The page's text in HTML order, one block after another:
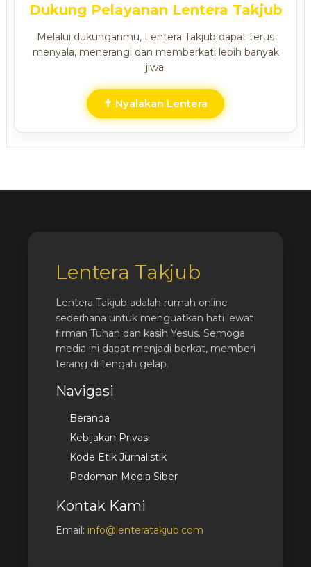
Dukung Pelayanan Lentera Takjub
Melalui dukunganmu, Lentera Takjub dapat terus
menyala, menerangi dan memberkati lebih banyak
jiwa.
✝ Nyalakan Lentera
Lentera Takjub
Lentera Takjub adalah rumah online
sederhana untuk menguatkan hati lewat
firman Tuhan dan kasih Yesus. Semoga
media ini dapat menjadi berkat, memberi
terang di tengah gelap.
Navigasi
Beranda
Kebijakan Privasi
Kode Etik Jurnalistik
Pedoman Media Siber
Kontak Kami
Email: info@lenteratakjub.com